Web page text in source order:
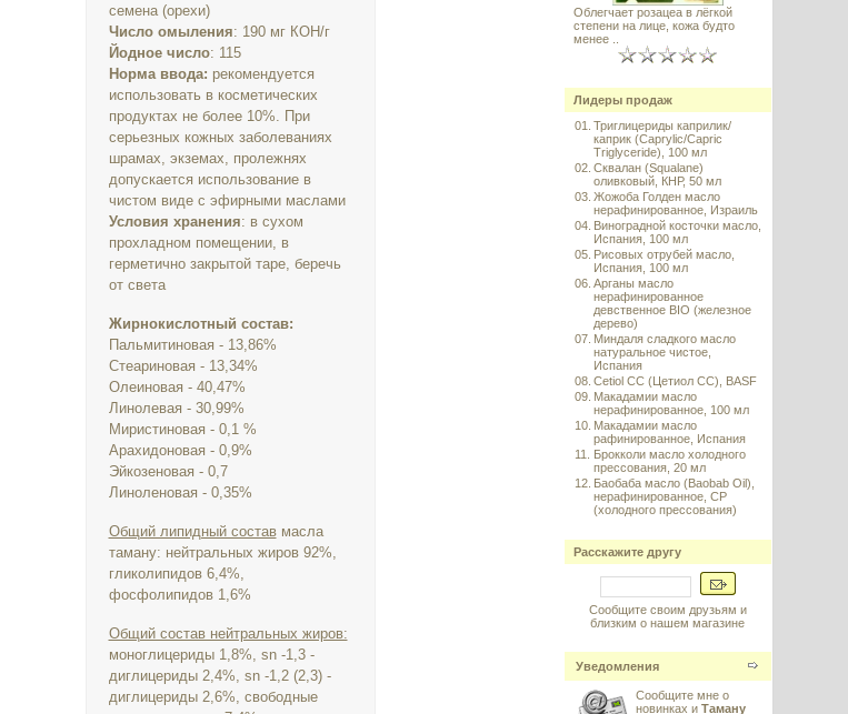
семена (орехи)
Число омыления: 190 мг КОН/г
Йодное число: 115
Норма ввода: рекомендуется
использовать в косметических
продуктах не более 10%. При
серьезных кожных заболеваниях
шрамах, экземах, пролежнях
допускается использование в
чистом виде с эфирными маслами
Условия хранения: в сухом
прохладном помещении, в
герметично закрытой таре, беречь
от света
Жирнокислотный состав:
Пальмитиновая - 13,86%
Стеариновая - 13,34%
Олеиновая - 40,47%
Линолевая - 30,99%
Миристиновая - 0,1 %
Арахидоновая - 0,9%
Эйкозеновая - 0,7
Линоленовая - 0,35%
Общий липидный составмасла
таману: нейтральных жиров 92%,
гликолипидов 6,4%,
фосфолипидов 1,6%
Общий состав нейтральных жиров:
моноглицериды 1,8%, sn -1,3 -
диглицериды 2,4%, sn -1,2 (2,3) -
диглицериды 2,6%, свободные
Облегчает розацеа в лёгкой
степени на лице, кожа будто
менее ..
Лидеры продаж
01. Триглицериды каприлик/
каприк (Caprylic/Capric
Triglyceride), 100 мл
02. Сквалан (Squalane)
оливковый, КНР, 50 мл
03. Жожоба Голден масло
нерафинированное, Израиль
04. Виноградной косточки масло,
Испания, 100 мл
05. Рисовых отрубей масло,
Испания, 100 мл
06. Арганы масло
нерафинированное
девственное BIO (железное
дерево)
07. Миндаля сладкого масло
натуральное чистое,
Испания
08. Cetiol CC (Цетиол СС), BASF
09. Макадамии масло
нерафинированное, 100 мл
10. Макадамии масло
рафинированное, Испания
11.
Брокколи масло холодного
прессования, 20 мл
12. Баобаба масло (Baobab Oil),
нерафинированное, CP
(холодного прессования)
Расскажите другу
Сообщите своим друзьям и
близким о нашем магазине
Уведомления
Сообщите мне о
новинках и Таману